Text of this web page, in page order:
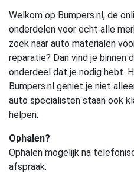
Welkom op Bumpers.nl, de
onderdelen voor echt alle
zoek naar auto materialen
reparatie? Dan vind je binnen
onderdeel dat je nodig hebt.
Bumpers.nl geniet je niet
auto specialisten staan ook
helpen.
Ophalen?
Ophalen mogelijk na
afspraak.